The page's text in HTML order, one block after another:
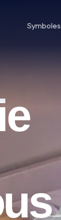
Symboles